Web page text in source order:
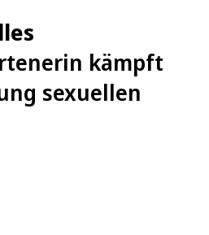
kämpft
sexuellen